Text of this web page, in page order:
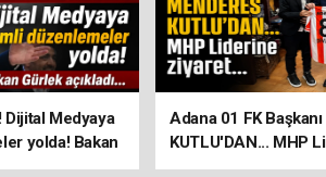
Dijital Medyaya
yolda! Bakan
Adana 01 FK Başkanı
KUTLU'DAN... MHP
ziyaret...